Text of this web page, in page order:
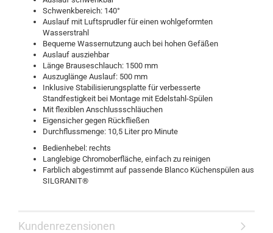
Schwenkbereich: 140°
Auslauf mit Luftsprudler für einen wohlgeformten
Wasserstrahl
Bequeme Wassernutzung auch bei hohen Gefäßen
Auslauf ausziehbar
Länge Brauseschlauch: 1500 mm
Auszuglänge Auslauf: 500 mm
Inklusive Stabilisierungsplatte für verbesserte
Standfestigkeit bei Montage mit Edelstahl-Spülen
Mit flexiblen Anschlussschläuchen
Eigensicher gegen Rückfließen
Durchflussmenge: 10,5 Liter pro Minute
Bedienhebel: rechts
Langlebige Chromoberfläche, einfach zu reinigen
Farblich abgestimmt auf passende Blanco Küchenspülen aus
SILGRANIT®
Kundenrezensionen